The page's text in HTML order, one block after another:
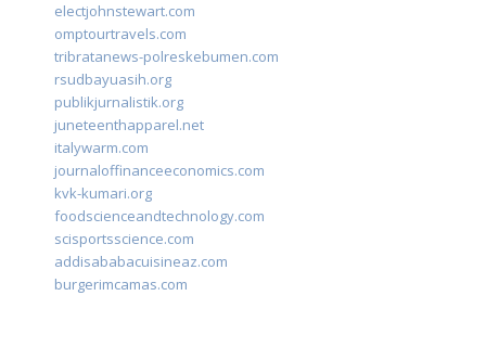
electjohnstewart.com
omptourtravels.com
tribratanews-polreskebumen.com
rsudbayuasih.org
publikjurnalistik.org
juneteenthapparel.net
italywarm.com
journaloffinanceeconomics.com
kvk-kumari.org
foodscienceandtechnology.com
scisportsscience.com
addisababacuisineaz.com
burgerimcamas.com